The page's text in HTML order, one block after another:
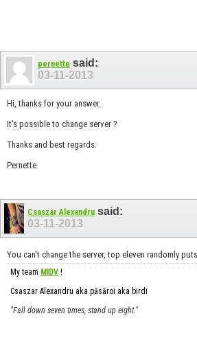
pernette said:
03-11-2013
Hi, thanks for your answer.
It's possible to change server ?
Thanks and best regards.
Pernette
Csaszar Alexandru said:
03-11-2013
You can't change the server, top eleven randomly
My team MIDV !
Csaszar Alexandru aka păsăroi aka birdi
"Fall down seven times, stand up eight."